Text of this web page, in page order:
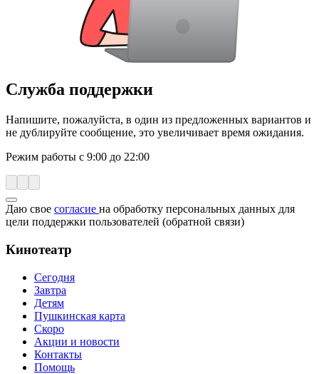
Служба поддержки
Напишите, пожалуйста, в один из предложенных вариантов и
не дублируйте сообщение, это увеличивает время ожидания.
Режим работы с 9:00 до 22:00
Даю свое согласие на обработку персональных данных для
цели поддержки пользователей (обратной связи)
Кинотеатр
Сегодня
Завтра
Детям
Пушкинская карта
Скоро
Акции и новости
Контакты
Помощь